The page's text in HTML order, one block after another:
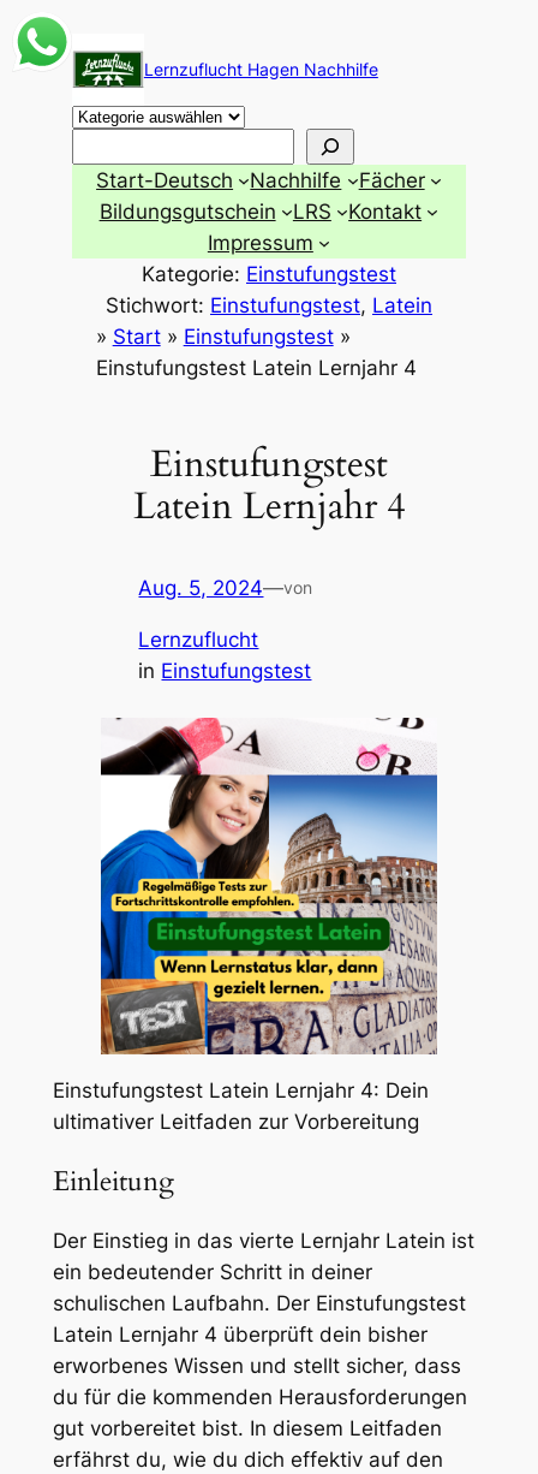
Zum
Inhalt
springen
Lernzuflucht Hagen Nachhilfe
Start-Deutsch Nachhilfe
Fächer
Bildungsgutschein
LRS
Kontakt
Impressum
Kategorie: Einstufungstest
Stichwort: Einstufungstest, Latein
» Start» Einstufungstest»
Einstufungstest Latein Lernjahr 4
Einstufungstest
Latein Lernjahr 4
Aug. 5, 2024—von
Lernzuflucht
in Einstufungstest
Einstufungstest Latein Lernjahr 4: Dein
ultimativer Leitfaden zur Vorbereitung
Einleitung
Der Einstieg in das vierte Lernjahr Latein ist
ein bedeutender Schritt in deiner
schulischen Laufbahn. Der Einstufungstest
Latein Lernjahr 4 überprüft dein bisher
erworbenes Wissen und stellt sicher, dass
du für die kommenden Herausforderungen
gut vorbereitet bist. In diesem Leitfaden
erfährst du, wie du dich effektiv auf den